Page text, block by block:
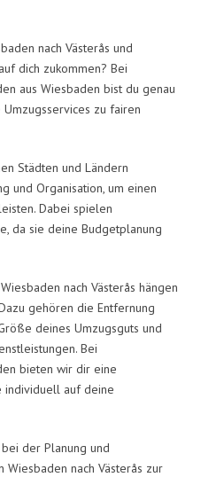
nach Västerås und
dich zukommen? Bei
aus Wiesbaden bist du genau
zu fairen
Städten und Ländern
und Organisation, um einen
Dabei spielen
da sie deine Budgetplanung
nach Västerås hängen
gehören die Entfernung
deines Umzugsguts und
Bei
bieten wir dir eine
individuell auf deine
der Planung und
Wiesbaden nach Västerås zur